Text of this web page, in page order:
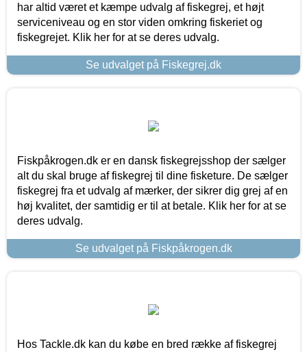
har altid været et kæmpe udvalg af fiskegrej, et højt
serviceniveau og en stor viden omkring fiskeriet og
fiskegrejet. Klik her for at se deres udvalg.
Se udvalget på Fiskegrej.dk
Fiskpåkrogen.dk er en dansk fiskegrejsshop der sælger
alt du skal bruge af fiskegrej til dine fisketure. De sælger
fiskegrej fra et udvalg af mærker, der sikrer dig grej af en
høj kvalitet, der samtidig er til at betale. Klik her for at se
deres udvalg.
Se udvalget på Fiskpåkrogen.dk
Hos Tackle.dk kan du købe en bred række af fiskegrej